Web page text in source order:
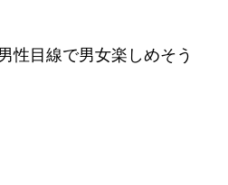
性目線で男女楽しめそう